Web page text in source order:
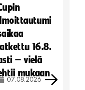
16.8.
– vielä
mukaan
07.08.2026